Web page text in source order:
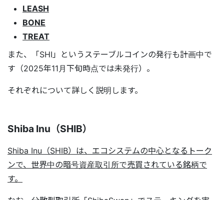
LEASH
BONE
TREAT
また、「SHI」というステーブルコインの発行も計画中で
す（2025年11月下旬時点では未発行）。
それぞれについて詳しく説明します。
Shiba Inu（SHIB）
Shiba Inu（SHIB）は、エコシステムの中心となるトーク
ンで、世界中の暗号資産取引所で売買されている銘柄で
す。